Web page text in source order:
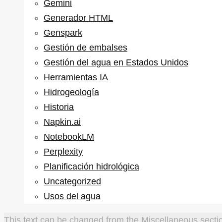
Gemini
Generador HTML
Genspark
Gestión de embalses
Gestión del agua en Estados Unidos
Herramientas IA
Hidrogeología
Historia
Napkin.ai
NotebookLM
Perplexity
Planificación hidrológica
Uncategorized
Usos del agua
This text can be changed from the Miscellaneous